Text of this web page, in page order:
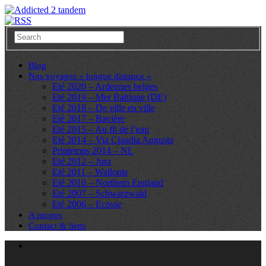
Blog
Nos voyages « longue distance »
Eté 2020 – Ardennes belges
Eté 2019 – Mer Baltique (DE)
Eté 2018 – De ville en ville
Eté 2017 – Bavière
Eté 2015 – Au fil de l’eau
Eté 2014 – Via Claudia Augusta
Printemps 2014 – NL
Eté 2012 – Jura
Eté 2011 – Wallonie
Eté 2010 – Northern England
Eté 2007 – Schwarzwald
Eté 2006 – Ecosse
A propos
Contact & liens